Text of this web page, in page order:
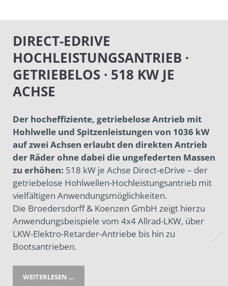
DIRECT-EDRIVE
HOCHLEISTUNGSANTRIEB ·
GETRIEBELOS · 518 KW JE
ACHSE
Der hocheffiziente, getriebelose Antrieb mit
Hohlwelle und Spitzenleistungen von 1036 kW
auf zwei Achsen erlaubt den direkten Antrieb
der Räder ohne dabei die ungefederten Massen
zu erhöhen: 518 kW je Achse Direct-eDrive – der
getriebelose Hohlwellen-Hochleistungsantrieb mit
vielfältigen Anwendungs­möglichkeiten.
Die Broedersdorff & Koenzen GmbH zeigt hierzu
Anwendungs­beispiele vom 4x4 Allrad-LKW, über
LKW-Elektro-Retarder-Antriebe bis hin zu
Bootsantrieben.
WEITERLESEN …